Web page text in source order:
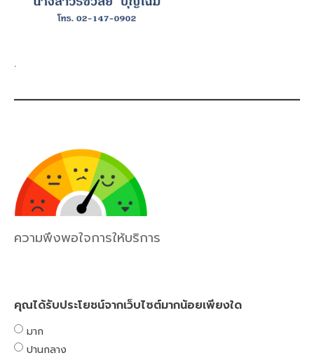
.
ความพึงพอใจการให้บริการ
คุณได้รับประโยชน์จากเว็บไซต์มากน้อยเพียงใด
มาก
ปานกลาง